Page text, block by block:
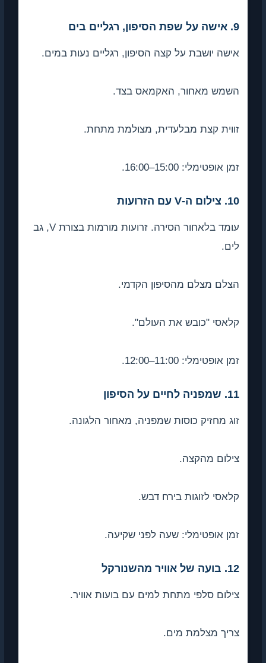
אישה יושבת על קצה הסיפון, רגליים נעות במים.
השמש מאחור, האקמאס בצד.
זווית קצת מבלעדית, מצולמת מתחת.
זמן אופטימלי: 15:00–16:00.
עומד בלאחור הסירה. זרועות מורמות בצורת V, גב
הצלם מצלם מהסיפון הקדמי.
קלאסי "כובש את העולם".
זמן אופטימלי: 11:00–12:00.
זוג מחזיק כוסות שמפניה, מאחור הלגונה.
צילום מהקצה.
קלאסי לזוגות בירח דבש.
זמן אופטימלי: שעה לפני שקיעה.
צילום סלפי מתחת למים עם בועות אוויר.
צריך מצלמת מים.